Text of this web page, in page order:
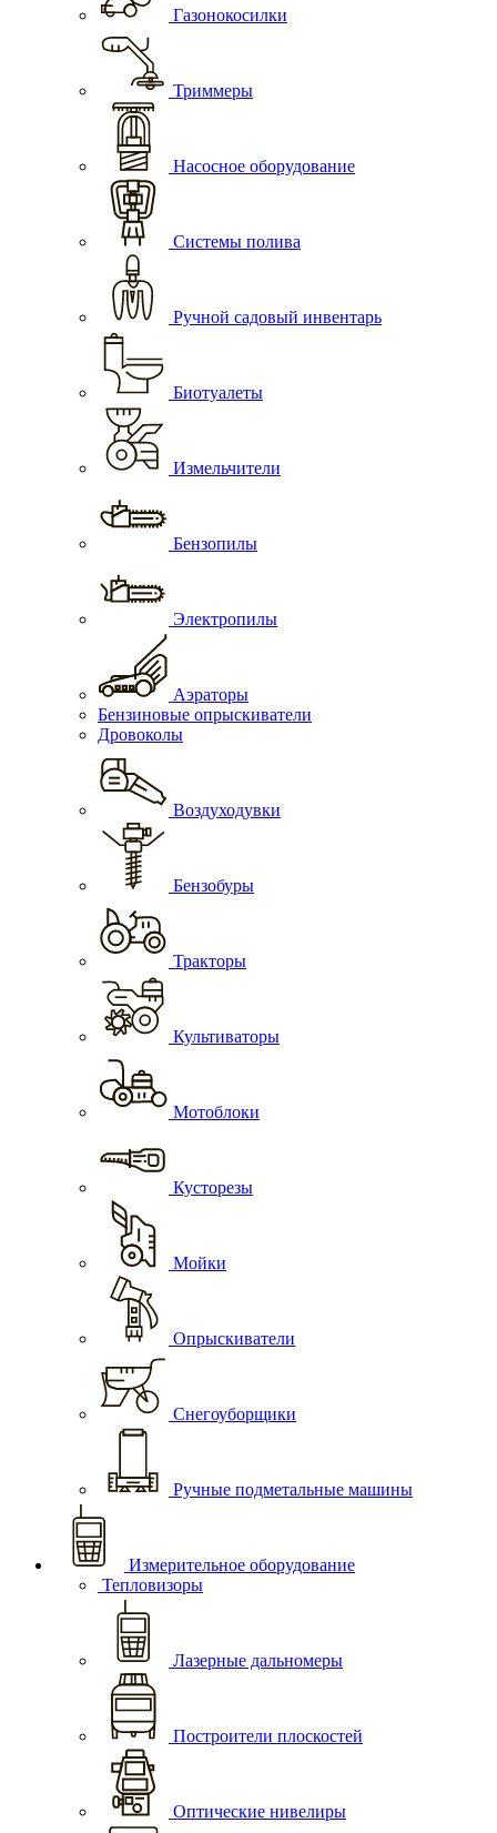
Газонокосилки
Триммеры
Насосное оборудование
Системы полива
Ручной садовый инвентарь
Биотуалеты
Измельчители
Бензопилы
Электропилы
Аэраторы
Бензиновые опрыскиватели
Дровоколы
Воздуходувки
Бензобуры
Тракторы
Культиваторы
Мотоблоки
Кусторезы
Мойки
Опрыскиватели
Снегоуборщики
Ручные подметальные машины
Измерительное оборудование
Тепловизоры
Лазерные дальномеры
Построители плоскостей
Оптические нивелиры